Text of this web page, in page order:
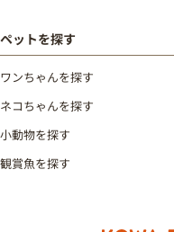
ペットを探す
ワンちゃんを探す
ネコちゃんを探す
小動物を探す
観賞魚を探す